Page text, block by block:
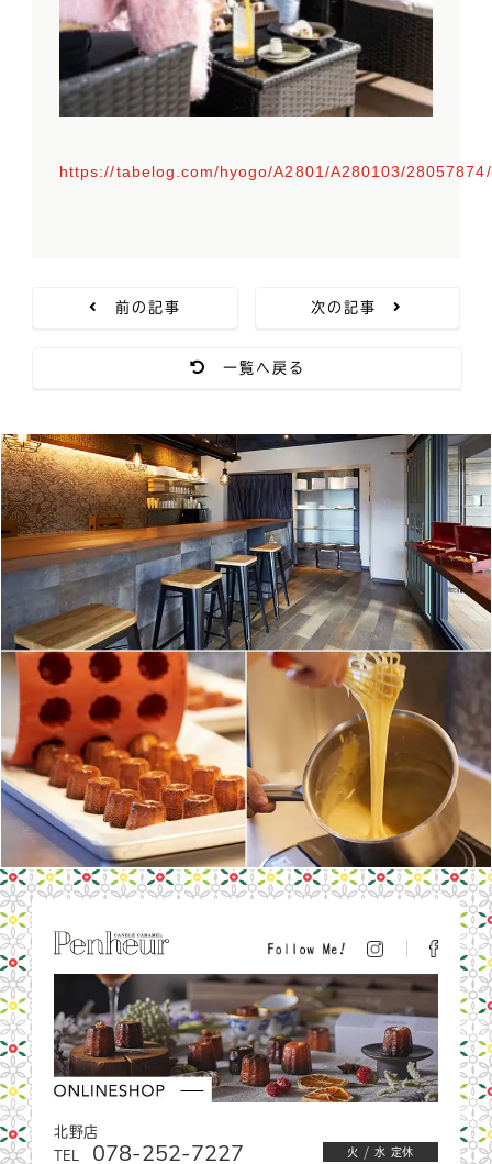
https://tabelog.com/hyogo/A2801/A280103/28057874/
前の記事
一覧へ戻る
次の記事
北野店
TEL 078-252-7227 火 / 水 定休